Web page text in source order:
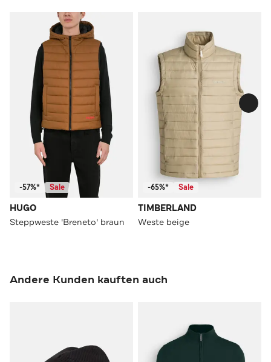
-57%* Sale
HUGO
Steppweste 'Breneto' braun
-65%* Sale
TIMBERLAND
Weste beige
Andere Kunden kauften auch